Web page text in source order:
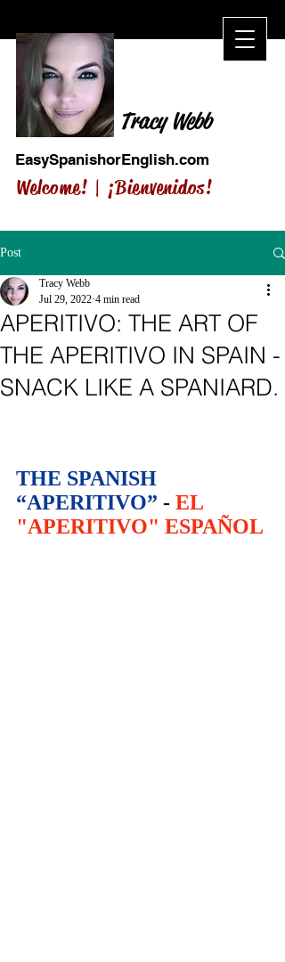
Tracy Webb
EasySpanishorEnglish.com
Welcome! | ¡Bienvenidos!
Post
APERITIVO: THE ART OF
THE APERITIVO IN SPAIN -
SNACK LIKE A SPANIARD.
Tracy Webb
Jul 29, 2022 4 min read
THE SPANISH
“APERITIVO” - EL
"APERITIVO" ESPAÑOL